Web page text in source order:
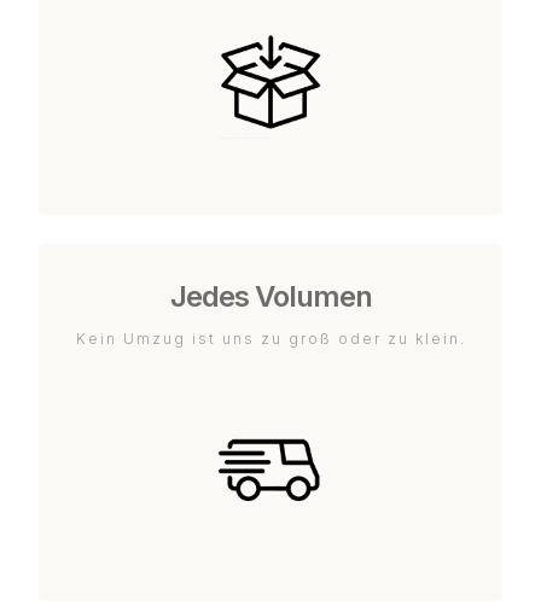
Jedes Volumen
Kein Umzug ist uns zu groß oder zu klein.